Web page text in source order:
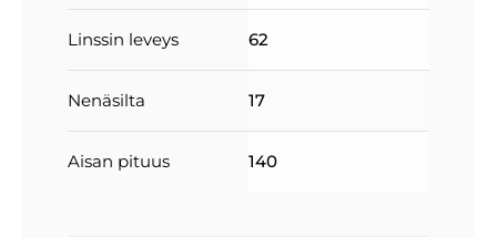
Linssin leveys 62
Nenäsilta 17
Aisan pituus 140